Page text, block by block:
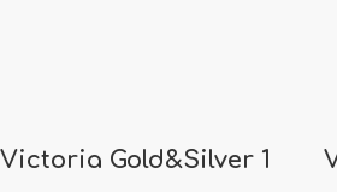
Victoria Gold&Silver 1